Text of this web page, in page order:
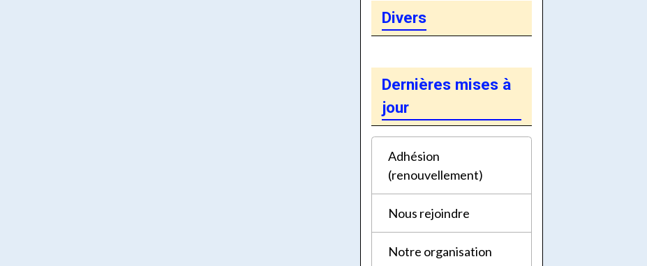
Divers
Dernières mises à
jour
Adhésion
(renouvellement)
Nous rejoindre
Notre organisation